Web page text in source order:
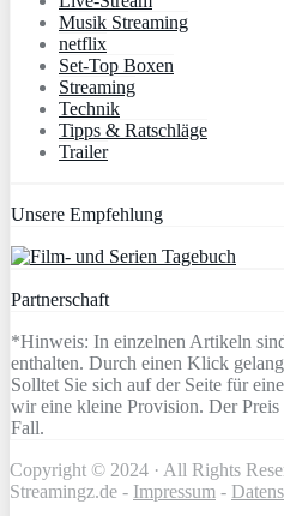
Musik Streaming
netflix
Set-Top Boxen
Streaming
Technik
Tipps & Ratschläge
Trailer
Unsere Empfehlung
Partnerschaft
*Hinweis: In einzelnen Artikeln
enthalten. Durch einen Klick
Solltet Sie sich auf der Seite für
wir eine kleine Provision. Der
Fall.
Copyright © 2024 · All Rights
Streamingz.de - Impressum -